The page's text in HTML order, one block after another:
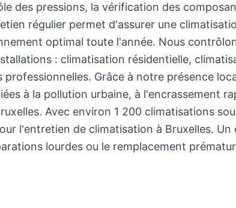
des pressions, la vérification des
régulier permet d'assurer une
optimal toute l'année. Nous
: climatisation résidentielle,
Grâce à notre présence
à la pollution urbaine, à l'encrassement
Avec environ 1 200 climatisations
l'entretien de climatisation à Bruxelles.
lourdes ou le remplacement